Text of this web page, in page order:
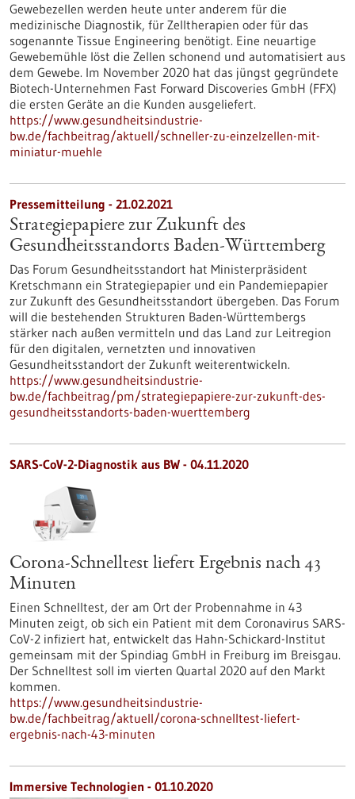
Gewebezellen werden heute unter anderem für die
medizinische Diagnostik, für Zelltherapien oder für das
sogenannte Tissue Engineering benötigt. Eine neuartige
Gewebemühle löst die Zellen schonend und automatisiert aus
dem Gewebe. Im November 2020 hat das jüngst gegründete
Biotech-Unternehmen Fast Forward Discoveries GmbH (FFX)
die ersten Geräte an die Kunden ausgeliefert.
https://www.gesundheitsindustrie-
bw.de/fachbeitrag/aktuell/schneller-zu-einzelzellen-mit-
miniatur-muehle
Pressemitteilung - 21.02.2021
Strategiepapiere zur Zukunft des
Gesundheitsstandorts Baden-Württemberg
Das Forum Gesundheitsstandort hat Ministerpräsident
Kretschmann ein Strategiepapier und ein Pandemiepapier
zur Zukunft des Gesundheitsstandort übergeben. Das Forum
will die bestehenden Strukturen Baden-Württembergs
stärker nach außen vermitteln und das Land zur Leitregion
für den digitalen, vernetzten und innovativen
Gesundheitsstandort der Zukunft weiterentwickeln.
https://www.gesundheitsindustrie-
bw.de/fachbeitrag/pm/strategiepapiere-zur-zukunft-des-
gesundheitsstandorts-baden-wuerttemberg
SARS-CoV-2-Diagnostik aus BW - 04.11.2020
Corona-Schnelltest liefert Ergebnis nach 43
Minuten
Einen Schnelltest, der am Ort der Probennahme in 43
Minuten zeigt, ob sich ein Patient mit dem Coronavirus SARS-
CoV-2 infiziert hat, entwickelt das Hahn-Schickard-Institut
gemeinsam mit der Spindiag GmbH in Freiburg im Breisgau.
Der Schnelltest soll im vierten Quartal 2020 auf den Markt
kommen.
https://www.gesundheitsindustrie-
bw.de/fachbeitrag/aktuell/corona-schnelltest-liefert-
ergebnis-nach-43-minuten
Immersive Technologien - 01.10.2020